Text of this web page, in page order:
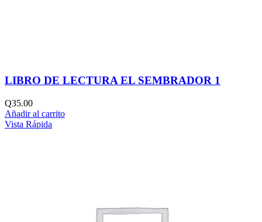
LIBRO DE LECTURA EL SEMBRADOR 1
Q35.00
Añadir al carrito
Vista Rápida